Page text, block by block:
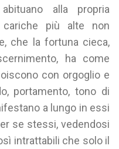
alla propria
più alte non
che la fortuna cieca,
ha come
con orgoglio e
portamento, tono di
a lungo in essi
se stessi, vedendosi
intrattabili che solo il